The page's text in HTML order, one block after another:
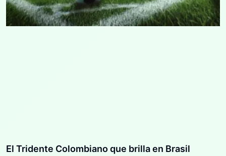
El Tridente Colombiano que brilla en Brasil